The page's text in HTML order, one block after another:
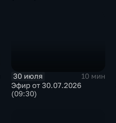
30 июля
10 мин
Эфир от 30.07.2026
(09:30)